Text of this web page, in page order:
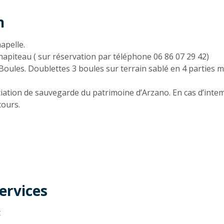
( sur réservation par téléphone 06 86 07 29 42)
Doublettes 3 boules sur terrain sablé en 4 parties
de sauvegarde du patrimoine d’Arzano. En cas